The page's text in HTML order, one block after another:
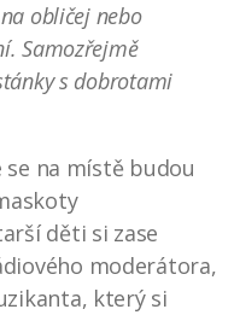
obličej nebo
Samozřejmě
s dobrotami
na místě budou
děti si zase
moderátora,
který si